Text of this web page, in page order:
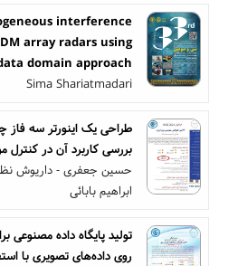
interference
array radars using
domain approach
Sima Shariatmadari
طراحی یک اینورتر سه
بررسی کاربرد آن در کنترل
حسین جعفری - داریوش
ابراهیم بابائی
تولید پایگاه داده مصنوعی
روی داده‌های تصویری با